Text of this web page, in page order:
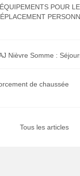
POUR
Nièvre Somme :
de chaussée
Tous les articles